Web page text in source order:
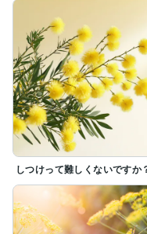
しつけって難しくないですか